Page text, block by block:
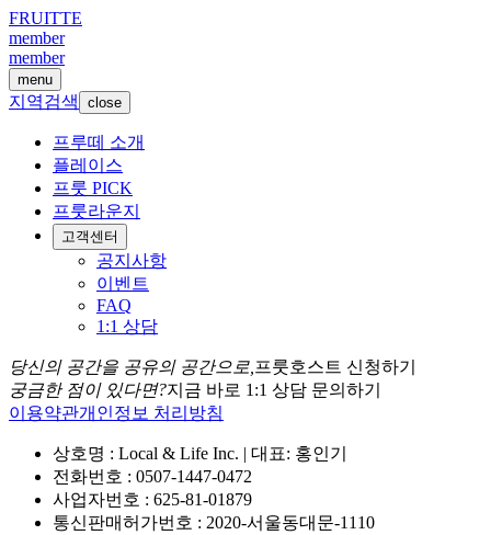
FRUITTE
member
member
menu
지역검색 close
프루떼 소개
플레이스
프룻 PICK
프룻라운지
고객센터
공지사항
이벤트
FAQ
1:1 상담
당신의 공간을 공유의 공간으로, 프룻호스트 신청하기
궁금한 점이 있다면?지금 바로 1:1 상담 문의하기
이용약관개인정보 처리방침
상호명 : Local & Life Inc. | 대표: 홍인기
전화번호 : 0507-1447-0472
사업자번호 : 625-81-01879
통신판매허가번호 : 2020-서울동대문-1110